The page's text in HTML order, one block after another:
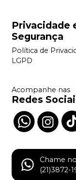
Privacidade
Segurança
Política de
LGPD
Acompanhe nas
Redes
Chame no
(21)3872-